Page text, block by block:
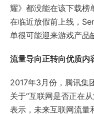
耀》都没能在该下载榜
在临近放假前上线，
单很可能迎来游戏产品
流量导向正转向优质内
2017年3月份，腾讯集
关于“互联网是否正在
表示，未来互联网流量